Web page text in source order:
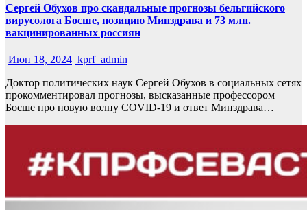
Сергей Обухов про скандальные прогнозы бельгийского
вирусолога Босше, позицию Минздрава и 73 млн.
вакцинированных россиян
Июн 18, 2024 kprf_admin
Доктор политических наук Сергей Обухов в социальных сетях
прокомментировал прогнозы, высказанные профессором
Босше про новую волну COVID-19 и ответ Минздрава…